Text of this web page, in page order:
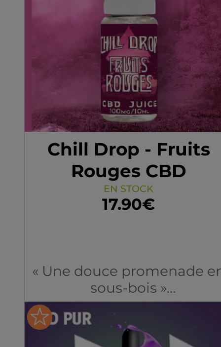
Chill Drop - Fruits
Rouges CBD
EN STOCK
17.90€
« Une douce promenade
sous-bois »
Un délicieux mélange de
fruits rouges.